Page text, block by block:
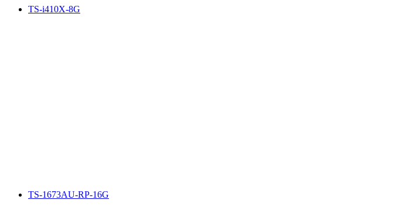
TS-i410X-8G
TS-1673AU-RP-16G